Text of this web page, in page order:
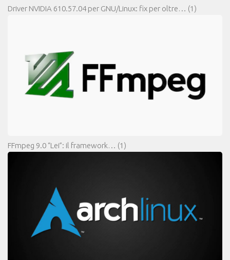
Driver NVIDIA 610.57.04 per GNU/Linux: fix per oltre… (1)
FFmpeg 9.0 “Lei”: il framework… (1)